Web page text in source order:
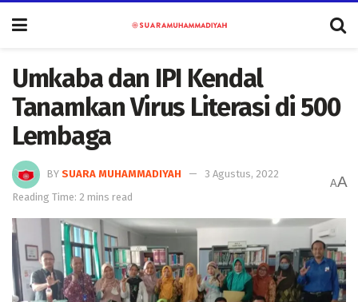
Umkaba dan IPI Kendal
Tanamkan Virus Literasi di 500
Lembaga
BY SUARA MUHAMMADIYAH
3 Agustus, 2022
Reading Time: 2 mins read
AA